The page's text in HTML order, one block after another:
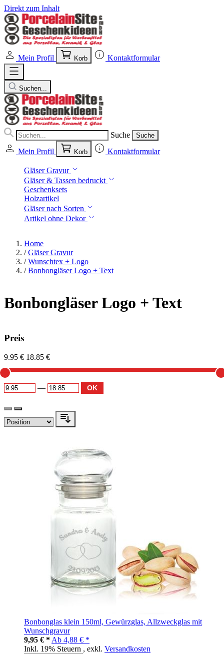
Direkt zum Inhalt
Mein Profil Korb Kontaktformular
Suchen...
Suche Suche
Mein Profil Korb Kontaktformular
Gläser Gravur
Gläser & Tassen bedruckt
Geschenksets
Holzartikel
Gläser nach Sorten
Artikel ohne Dekor
Home
/ Gläser Gravur
/ Wunschtex + Logo
/ Bonbongläser Logo + Text
Bonbongläser Logo + Text
Preis
9.95 € 18.85 €
— OK
Bonbonglas klein 150ml, Gewürzglas, Allzweckglas mit
Wunschgravur
9,95 € * Ab 4,88 € *
Inkl. 19% Steuern , exkl. Versandkosten